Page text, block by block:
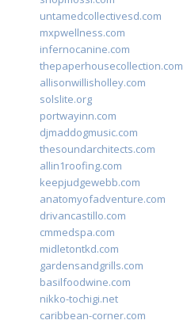
untamedcollectivesd.com
mxpwellness.com
infernocanine.com
thepaperhousecollection.com
allisonwillisholley.com
solslite.org
portwayinn.com
djmaddogmusic.com
thesoundarchitects.com
allin1roofing.com
keepjudgewebb.com
anatomyofadventure.com
drivancastillo.com
cmmedspa.com
midletontkd.com
gardensandgrills.com
basilfoodwine.com
nikko-tochigi.net
caribbean-corner.com